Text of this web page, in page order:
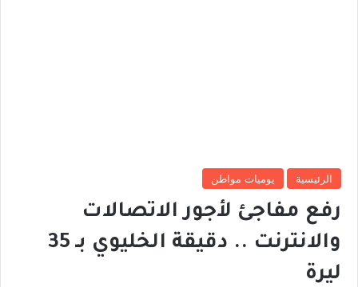
الرئيسية يوميات مواطن
رفع مفاجئ لأجور الاتصالات
والانترنت .. دقيقة الخليوي بـ 35
ليرة